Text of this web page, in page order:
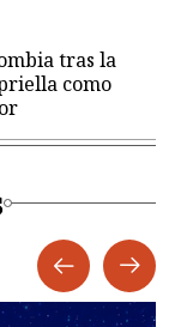
tras la
como